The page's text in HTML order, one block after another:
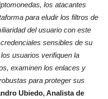
los atacantes
para eludir los filtros de
del usuario con este
sensibles de su
usuarios verifiquen la
examinen los enlaces y
para proteger sus
Ubiedo, Analista de